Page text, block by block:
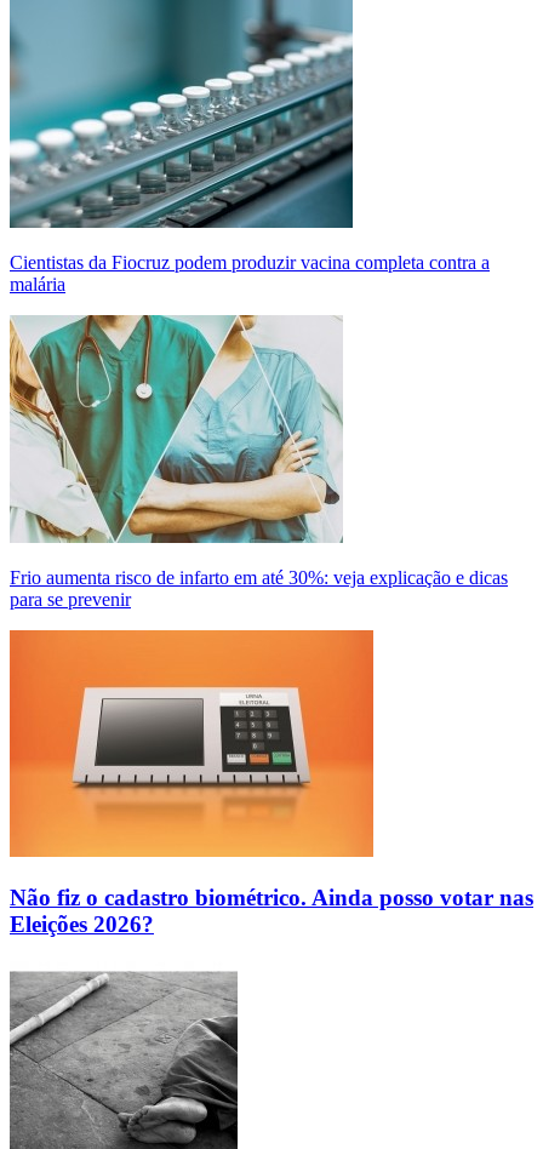
Cientistas da Fiocruz podem produzir vacina completa contra a
malária
Frio aumenta risco de infarto em até 30%: veja explicação e dicas
para se prevenir
Não fiz o cadastro biométrico. Ainda posso votar nas
Eleições 2026?